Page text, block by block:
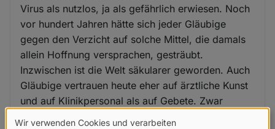
Virus als nutzlos, ja als gefährlich erwiesen. Noch
vor hundert Jahren hätte sich jeder Gläubige
gegen den Verzicht auf solche Mittel, die damals
allein Hoffnung versprachen, gesträubt.
Inzwischen ist die Welt säkularer geworden. Auch
Gläubige vertrauen heute eher auf ärztliche Kunst
und auf Klinikpersonal als auf Gebete. Zwar
Wir verwenden Cookies und verarbeiten